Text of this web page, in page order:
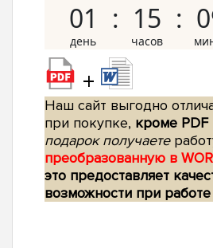
01 15
+
Наш сайт выгодно
при покупке, кроме PDF
подарок получаете
преобразованную в
это предоставляет
возможности при